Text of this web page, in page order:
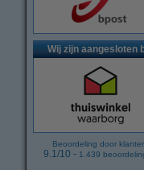
Wij zijn aangesloten
Beoordeling door
9.1/10 - 1.439